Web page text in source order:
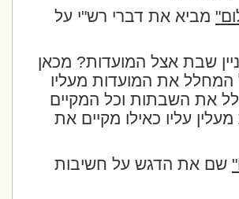
מביא את דברי רש"י על
שבת אצל המועדות? מכאן
את המועדות מעליו
את השבתות וכל המקיים
עליו כאילו מקיים את
את הדגש על חשיבות